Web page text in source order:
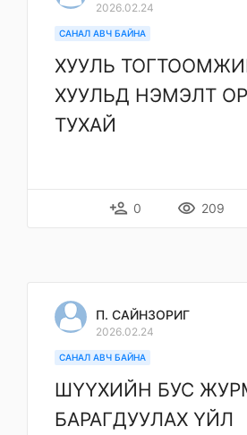
2026.02.24
САНАЛ АВЧ БАЙНА
ХУУЛЬ
ХУУЛЬД НЭМЭЛТ
ТУХАЙ
person_add 0 remove_red_eye 209
П. САЙНЗОРИГ
2026.02.24
САНАЛ АВЧ БАЙНА
ШҮҮХИЙН БУС
БАРАГДУУЛАХ ҮЙЛ